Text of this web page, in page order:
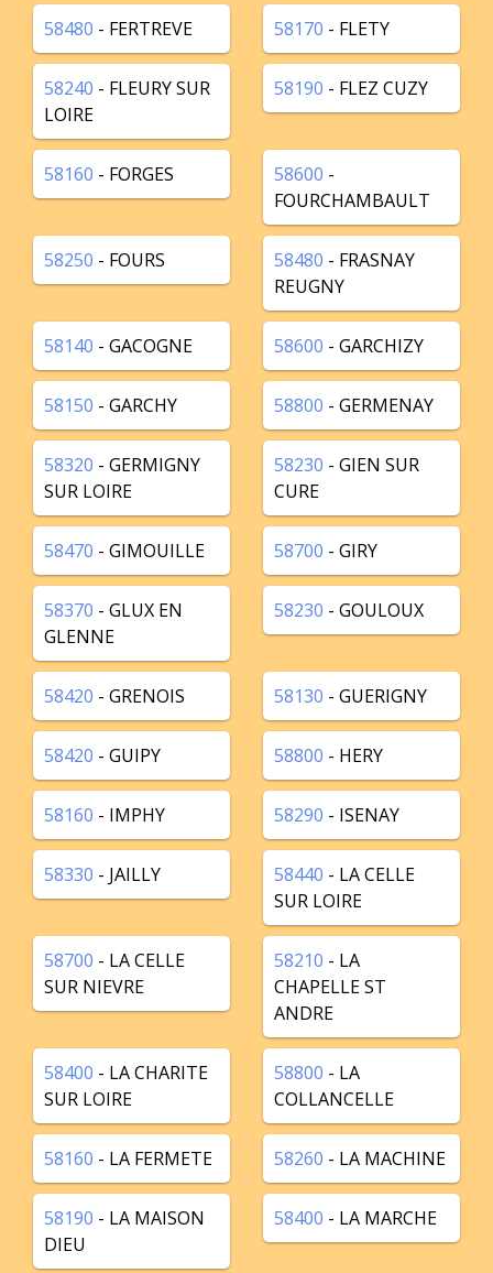
58480 - FERTREVE 58170 - FLETY
58240 - FLEURY SUR
LOIRE
58190 - FLEZ CUZY
58160 - FORGES 58600 -
FOURCHAMBAULT
58250 - FOURS 58480 - FRASNAY
REUGNY
58140 - GACOGNE 58600 - GARCHIZY
58150 - GARCHY 58800 - GERMENAY
58320 - GERMIGNY
SUR LOIRE
58230 - GIEN SUR
CURE
58470 - GIMOUILLE 58700 - GIRY
58370 - GLUX EN
GLENNE
58230 - GOULOUX
58420 - GRENOIS 58130 - GUERIGNY
58420 - GUIPY 58800 - HERY
58160 - IMPHY 58290 - ISENAY
58330 - JAILLY 58440 - LA CELLE
SUR LOIRE
58700 - LA CELLE
SUR NIEVRE
58210 - LA
CHAPELLE ST
ANDRE
58400 - LA CHARITE
SUR LOIRE
58800 - LA
COLLANCELLE
58160 - LA FERMETE 58260 - LA MACHINE
58190 - LA MAISON
DIEU
58400 - LA MARCHE